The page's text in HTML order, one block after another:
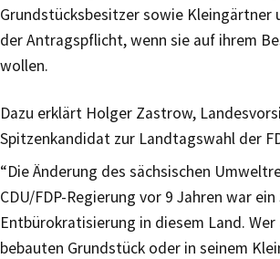
Grundstücksbesitzer sowie Kleingärtner
der Antragspflicht, wenn sie auf ihrem
wollen.
Dazu erklärt Holger Zastrow,
Spitzenkandidat zur Landtagswahl der
“Die Änderung des sächsischen
CDU/FDP-Regierung vor 9 Jahren war
Entbürokratisierung in diesem Land. Wer
bebauten Grundstück oder in seinem